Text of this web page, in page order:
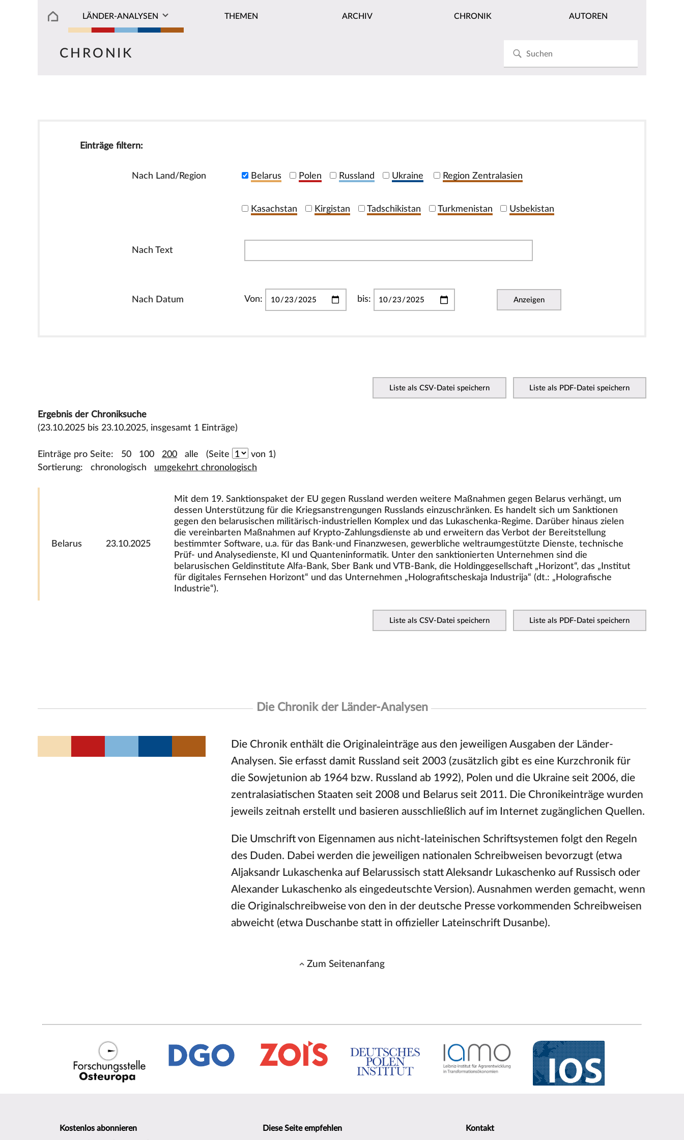
LÄNDER-ANALYSEN THEMEN ARCHIV CHRONIK AUTOREN
CHRONIK
Einträge filtern:
Nach Land/Region Belarus Polen Russland Ukraine Region Zentralasien
Kasachstan Kirgistan Tadschikistan Turkmenistan Usbekistan
Nach Text
Nach Datum Von: bis: Anzeigen
Liste als CSV-Datei speichern Liste als PDF-Datei speichern
Ergebnis der Chroniksuche
(23.10.2025 bis 23.10.2025, insgesamt 1 Einträge)
Einträge pro Seite: 50 100 200 alle (Seite
von 1)
Sortierung: chronologisch umgekehrt chronologisch
Belarus 23.10.2025
Mit dem 19. Sanktionspaket der EU gegen Russland werden weitere Maßnahmen gegen Belarus verhängt, um
dessen Unterstützung für die Kriegsanstrengungen Russlands einzuschränken. Es handelt sich um Sanktionen
gegen den belarusischen militärisch-industriellen Komplex und das Lukaschenka-Regime. Darüber hinaus zielen
die vereinbarten Maßnahmen auf Krypto-Zahlungsdienste ab und erweitern das Verbot der Bereitstellung
bestimmter Software, u.a. für das Bank-und Finanzwesen, gewerbliche weltraumgestützte Dienste, technische
Prüf- und Analysedienste, KI und Quanteninformatik. Unter den sanktionierten Unternehmen sind die
belarusischen Geldinstitute Alfa-Bank, Sber Bank und VTB-Bank, die Holdinggesellschaft „Horizont“, das „Institut
für digitales Fernsehen Horizont“ und das Unternehmen „Holografitscheskaja Industrija“ (dt.: „Holografische
Industrie“).
Liste als CSV-Datei speichern Liste als PDF-Datei speichern
Die Chronik der Länder-Analysen
Die Chronik enthält die Originaleinträge aus den jeweiligen Ausgaben der Länder-
Analysen. Sie erfasst damit Russland seit 2003 (zusätzlich gibt es eine Kurzchronik für
die Sowjetunion ab 1964 bzw. Russland ab 1992), Polen und die Ukraine seit 2006, die
zentralasiatischen Staaten seit 2008 und Belarus seit 2011. Die Chronikeinträge wurden
jeweils zeitnah erstellt und basieren ausschließlich auf im Internet zugänglichen Quellen.
Die Umschrift von Eigennamen aus nicht-lateinischen Schriftsystemen folgt den Regeln
des Duden. Dabei werden die jeweiligen nationalen Schreibweisen bevorzugt (etwa
Aljaksandr Lukaschenka auf Belarussisch statt Aleksandr Lukaschenko auf Russisch oder
Alexander Lukaschenko als eingedeutschte Version). Ausnahmen werden gemacht, wenn
die Originalschreibweise von den in der deutsche Presse vorkommenden Schreibweisen
abweicht (etwa Duschanbe statt in offizieller Lateinschrift Dusanbe).
Zum Seitenanfang
Kostenlos abonnieren Diese Seite empfehlen Kontakt